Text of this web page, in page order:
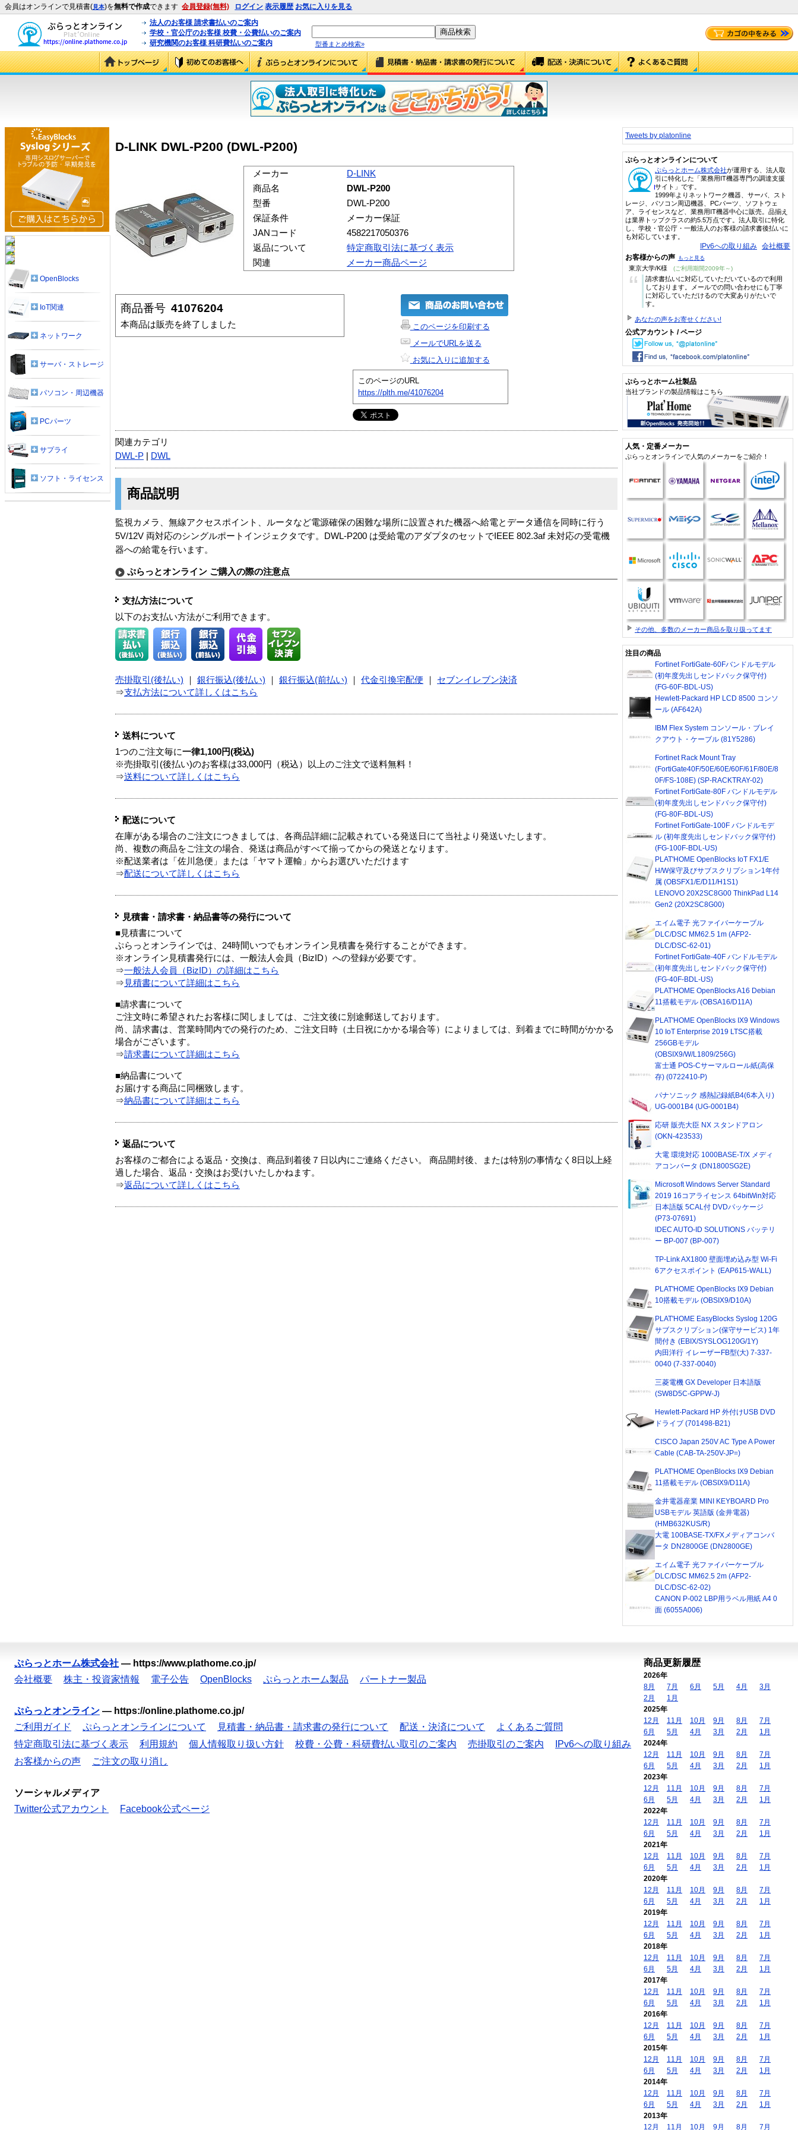
会員はオンラインで見積書(見本)を無料で作成できます 会員登録(無料) ログイン 表示履歴 お気に入りを見る
法人のお客様 請求書払いのご案内
学校・官公庁のお客様 校費・公費払いのご案内
研究機関のお客様 科研費払いのご案内
型番まとめ検索»
D-LINK DWL-P200 (DWL-P200)
メーカー
D-LINK
商品名
DWL-P200
型番
DWL-P200
保証条件
メーカー保証
JANコード
4582217050376
返品について
特定商取引法に基づく表示
関連
メーカー商品ページ
商品番号 41076204
本商品は販売を終了しました
このページを印刷する
メールでURLを送る
お気に入りに追加する
このページのURL
https://plth.me/41076204
関連カテゴリ
DWL-P
DWL
商品説明
監視カメラ、無線アクセスポイント、ルータなど電源確保の困難な場所に設置された機器へ給電とデータ通信を同時に行う
5V/12V 両対応のシングルポートインジェクタです。DWL-P200 は受給電のアダプタのセットでIEEE 802.3af 未対応の受電機
器への給電を行います。
ぷらっとオンライン ご購入の際の注意点
支払方法について
以下のお支払い方法がご利用できます。
売掛取引(後払い) 銀行振込(後払い) 銀行振込(前払い) 代金引換宅配便
セブンイレブン決済
⇒支払方法について詳しくはこちら
送料について
1つのご注文毎に一律1,100円(税込)
※売掛取引(後払い)のお客様は33,000円（税込）以上のご注文で送料無料！
⇒送料について詳しくはこちら
配送について
在庫がある場合のご注文につきましては、各商品詳細に記載されている発送日にて当社より発送いたします。
尚、複数の商品をご注文の場合、発送は商品がすべて揃ってからの発送となります。
※配送業者は「佐川急便」または「ヤマト運輸」からお選びいただけます
⇒配送について詳しくはこちら
見積書・請求書・納品書等の発行について
■見積書について
ぷらっとオンラインでは、24時間いつでもオンライン見積書を発行することができます。
※オンライン見積書発行には、一般法人会員（BizID）への登録が必要です。
⇒一般法人会員（BizID）の詳細はこちら
⇒ 見積書について詳細はこちら
■請求書について
ご注文時に希望されたお客様に関しましては、ご注文後に別途郵送しております。
尚、請求書は、営業時間内での発行のため、ご注文日時（土日祝にかかる場合等）によりましては、到着までに時間がかかる
場合がございます。
⇒請求書について詳細はこちら
■納品書について
お届けする商品に同梱致します。
⇒納品書について詳細はこちら
返品について
お客様のご都合による返品・交換は、商品到着後７日以内にご連絡ください。 商品開封後、または特別の事情なく8日以上経
過した場合、返品・交換はお受けいたしかねます。
⇒返品について詳しくはこちら
OpenBlocks
IoT関連
ネットワーク
サーバ・ストレージ
パソコン・周辺機器
PCパーツ
サプライ
ソフト・ライセンス
Tweets by platonline
ぷらっとオンラインについて
ぷらっとホーム株式会社が運用する、法人取
引に特化した「業務用IT機器専門の調達支援
サイト」です。
1999年よりネットワーク機器、サーバ、スト
レージ、パソコン周辺機器、PCパーツ、ソフトウェ
ア、ライセンスなど、業務用IT機器中心に販売。品揃え
は業界トップクラスの約5.5万点です。法人取引に特化
し、学校・官公庁・一般法人のお客様の請求書後払いに
も対応しています。
IPv6への取り組み 会社概要
お客様からの声 もっと見る
東京大学/K様 (ご利用期間2009年～)
“
請求書払いに対応していただいているので利用
しております。メールでの問い合わせにも丁寧
に対応していただけるので大変ありがたいで
す。
あなたの声をお寄せください!
公式アカウント / ページ
ぷらっとホーム社製品
当社ブランドの製品情報はこちら
人気・定番メーカー
ぷらっとオンラインで人気のメーカーをご紹介！
その他、多数のメーカー商品を取り扱ってます
注目の商品
Fortinet FortiGate-60Fバンドルモデル
(初年度先出しセンドバック保守付)
(FG-60F-BDL-US)
Hewlett-Packard HP LCD 8500 コンソ
ール (AF642A)
IBM Flex System コンソール・ブレイ
クアウト・ケーブル (81Y5286)
Fortinet Rack Mount Tray
(FortiGate40F/50E/60E/60F/61F/80E/8
0F/FS-108E) (SP-RACKTRAY-02)
Fortinet FortiGate-80F バンドルモデル
(初年度先出しセンドバック保守付)
(FG-80F-BDL-US)
Fortinet FortiGate-100F バンドルモデ
ル (初年度先出しセンドバック保守付)
(FG-100F-BDL-US)
PLAT'HOME OpenBlocks IoT FX1/E
H/W保守及びサブスクリプション1年付
属 (OBSFX1/E/D11/H1S1)
LENOVO 20X2SC8G00 ThinkPad L14
Gen2 (20X2SC8G00)
エイム電子 光ファイバーケーブル
DLC/DSC MM62.5 1m (AFP2-
DLC/DSC-62-01)
Fortinet FortiGate-40F バンドルモデル
(初年度先出しセンドバック保守付)
(FG-40F-BDL-US)
PLAT'HOME OpenBlocks A16 Debian
11搭載モデル (OBSA16/D11A)
PLAT'HOME OpenBlocks IX9 Windows
10 IoT Enterprise 2019 LTSC搭載
256GBモデル
(OBSIX9/W/L1809/256G)
富士通 POS-Cサーマルロール紙(高保
存) (0722410-P)
パナソニック 感熱記録紙B4(6本入り)
UG-0001B4 (UG-0001B4)
応研 販売大臣 NX スタンドアロン
(OKN-423533)
大電 環境対応 1000BASE-T/X メディ
アコンバータ (DN1800SG2E)
Microsoft Windows Server Standard
2019 16コアライセンス 64bitWin対応
日本語版 5CAL付 DVDパッケージ
(P73-07691)
IDEC AUTO-ID SOLUTIONS バッテリ
ー BP-007 (BP-007)
TP-Link AX1800 壁面埋め込み型 Wi-Fi
6アクセスポイント (EAP615-WALL)
PLAT'HOME OpenBlocks IX9 Debian
10搭載モデル (OBSIX9/D10A)
PLAT'HOME EasyBlocks Syslog 120G
サブスクリプション(保守サービス) 1年
間付き (EBIX/SYSLOG120G/1Y)
内田洋行 イレーザーFB型(大) 7-337-
0040 (7-337-0040)
三菱電機 GX Developer 日本語版
(SW8D5C-GPPW-J)
Hewlett-Packard HP 外付けUSB DVD
ドライブ (701498-B21)
CISCO Japan 250V AC Type A Power
Cable (CAB-TA-250V-JP=)
PLAT'HOME OpenBlocks IX9 Debian
11搭載モデル (OBSIX9/D11A)
金井電器産業 MINI KEYBOARD Pro
USBモデル 英語版 (金井電器)
(HMB632KUS/R)
大電 100BASE-TX/FXメディアコンバ
ータ DN2800GE (DN2800GE)
エイム電子 光ファイバーケーブル
DLC/DSC MM62.5 2m (AFP2-
DLC/DSC-62-02)
CANON P-002 LBP用ラベル用紙 A4 0
面 (6055A006)
ぷらっとホーム株式会社 — https://www.plathome.co.jp/
会社概要
株主・投資家情報 電子公告 OpenBlocks ぷらっとホーム製品 パートナー製品
ぷらっとオンライン — https://online.plathome.co.jp/
ご利用ガイド
ぷらっとオンラインについて 見積書・納品書・請求書の発行について 配送・決済について
よくあるご質問
特定商取引法に基づく表示
利用規約 個人情報取り扱い方針 校費・公費・科研費払い取引のご案内 売掛取引のご案内
IPv6への取り組み
お客様からの声
ご注文の取り消し
ソーシャルメディア
Twitter公式アカウント
Facebook公式ページ
商品更新履歴
2026年
8月
7月 6月 5月 4月
3月
2月
1月
2025年
12月
11月 10月 9月 8月
7月
6月
5月 4月 3月 2月
1月
2024年
12月
11月 10月 9月 8月
7月
6月
5月 4月 3月 2月
1月
2023年
12月
11月 10月 9月 8月
7月
6月
5月 4月 3月 2月
1月
2022年
12月
11月 10月 9月 8月
7月
6月
5月 4月 3月 2月
1月
2021年
12月
11月 10月 9月 8月
7月
6月
5月 4月 3月 2月
1月
2020年
12月
11月 10月 9月 8月
7月
6月
5月 4月 3月 2月
1月
2019年
12月
11月 10月 9月 8月
7月
6月
5月 4月 3月 2月
1月
2018年
12月
11月 10月 9月 8月
7月
6月
5月 4月 3月 2月
1月
2017年
12月
11月 10月 9月 8月
7月
6月
5月 4月 3月 2月
1月
2016年
12月
11月 10月 9月 8月
7月
6月
5月 4月 3月 2月
1月
2015年
12月
11月 10月 9月 8月
7月
6月
5月 4月 3月 2月
1月
2014年
12月
11月 10月 9月 8月
7月
6月
5月 4月 3月 2月
1月
2013年
12月
11月 10月 9月 8月 7月